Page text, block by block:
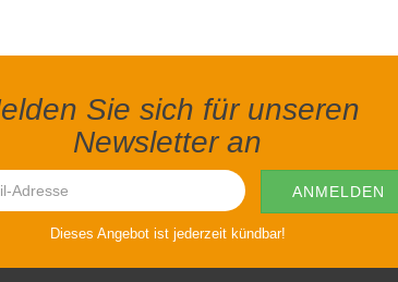
Sie sich für unseren
Newsletter an
Dieses Angebot ist jederzeit kündbar!